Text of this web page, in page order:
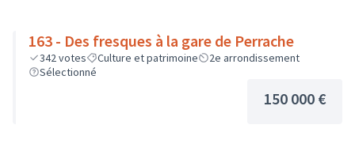
163 - Des fresques à la gare de Perrache
342votes Culture et patrimoine
2e arrondissement
Sélectionné
150 000 €